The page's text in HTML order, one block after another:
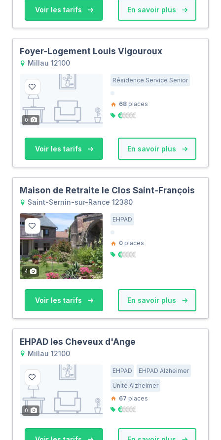
Voir les tarifs En savoir plus
Foyer-Logement Louis Vigouroux
Millau 12100
0
Résidence Service Senior
68 places
Voir les tarifs En savoir plus
Maison de Retraite le Clos Saint-François
Saint-Sernin-sur-Rance 12380
4
EHPAD
0 places
Voir les tarifs En savoir plus
EHPAD les Cheveux d'Ange
Millau 12100
0
EHPAD
EHPAD Alzheimer
Unité Alzheimer
67 places